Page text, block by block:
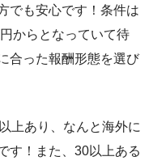
でも安心です！条件は
からとなっていて待
合った報酬形態を選び
上あり、なんと海外に
す！また、30以上ある